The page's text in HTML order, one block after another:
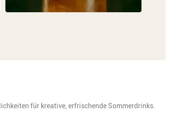
für kreative, erfrischende Sommerdrinks.